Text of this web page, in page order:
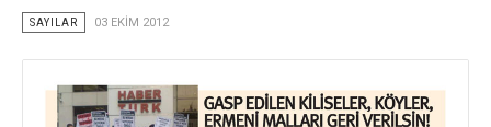
SAYILAR 03 EKIM 2012